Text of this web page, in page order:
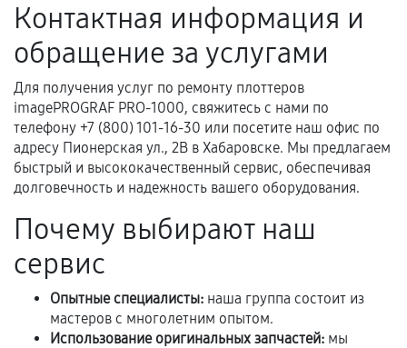
Если комплектующие куплены
Гарантия на выполненные работы может
сохраняться полностью или частично, если
соблюдены следующие условия:
Предоставленные детали подходят по
техническим параметрам и не имеют внешних
дефектов.
Установка была выполнена нашим сервисным
центром.
При этом гарантия на сами комплектующие
остается на стороне производителя или
продавца. За качество сторонних деталей
сервисный центр ответственности не несет.
Контактная информация и
обращение за услугами
Для получения услуг по ремонту плоттеров
imagePROGRAF PRO-1000, свяжитесь с нами по
телефону +7 (800) 101-16-30 или посетите наш офис по
адресу Пионерская ул., 2В в Хабаровске. Мы предлагаем
быстрый и высококачественный сервис, обеспечивая
долговечность и надежность вашего оборудования.
Почему выбирают наш
сервис
Опытные специалисты: наша группа состоит из
мастеров с многолетним опытом.
Использование оригинальных запчастей: мы